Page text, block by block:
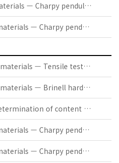
ISO/DIS 148-1 - Metallic materials — Charpy pendulum impact test — Part 1: Test method
ISO 148-3:2016 - Metallic materials — Charpy pendulum impact test — Part 3: Preparation and characterization of Charpy V-notch test pieces for indirect verification of pendulum impact machines
ISO 6892-1:2019 - Metallic materials — Tensile testing — Part 1: Method of test at room temperature
ISO 6506-1:2014 - Metallic materials — Brinell hardness test — Part 1: Test method
ISO 4967:2013 - Steel — Determination of content of non-metallic inclusions — Micrographic method using standard diagrams
ISO 148-2:2016 - Metallic materials — Charpy pendulum impact test — Part 2: Verification of testing machines
ISO 148-3:2016 - Metallic materials — Charpy pendulum impact test — Part 3: Preparation and characterization of Charpy V-notch test pieces for indirect verification of pendulum impact machines